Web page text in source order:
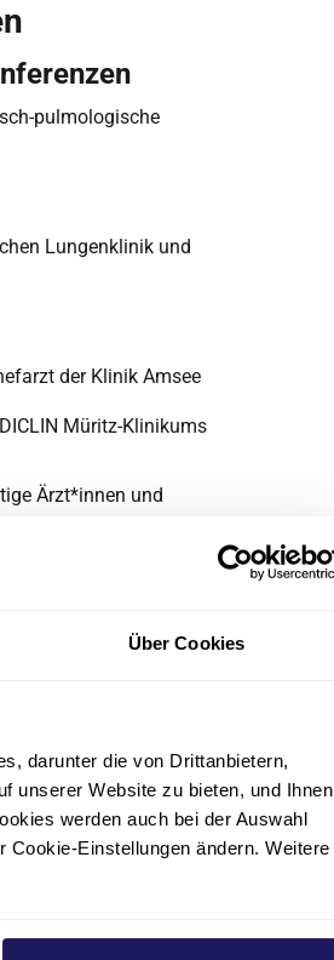
Über Cookies
darunter die von Drittanbietern,
unserer Website zu bieten, und Ihnen
werden auch bei der Auswahl
Einstellungen ändern. Weitere
pulmologische
Lungenklinik und
der Klinik Amsee
Müritz-Klinikums
Ärzt*innen und
MEDICLIN
an. Eine Teilnahme
wird zusammen mit
Lungenklinik
Themen statt.